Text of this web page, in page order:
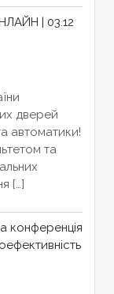
| 03.12
дверей
автоматики!
та
[…]
конференція